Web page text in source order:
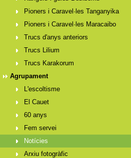
Pioners i Caravel·les Tanganyika
Pioners i Caravel·les Maracaibo
Trucs d'anys anteriors
Trucs Lilium
Trucs Karakorum
Agrupament
L'escoltisme
El Cauet
60 anys
Fem servei
Notícies
Arxiu fotogràfic